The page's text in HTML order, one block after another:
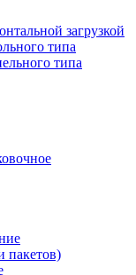
загрузкой
типа
типа
пакетов)